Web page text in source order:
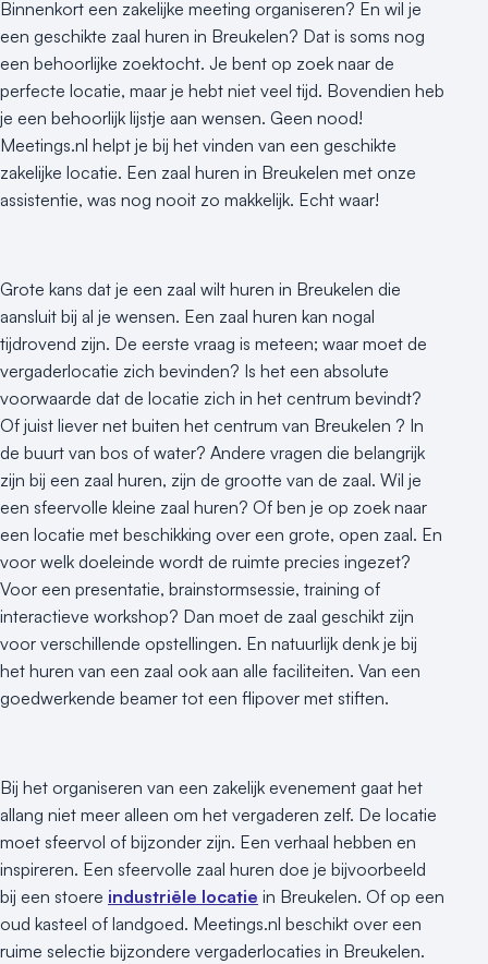
Binnenkort een zakelijke meeting organiseren? En wil je
een geschikte zaal huren in Breukelen? Dat is soms nog
een behoorlijke zoektocht. Je bent op zoek naar de
perfecte locatie, maar je hebt niet veel tijd. Bovendien heb
je een behoorlijk lijstje aan wensen. Geen nood!
Meetings.nl helpt je bij het vinden van een geschikte
zakelijke locatie. Een zaal huren in Breukelen met onze
assistentie, was nog nooit zo makkelijk. Echt waar!
Grote kans dat je een zaal wilt huren in Breukelen die
aansluit bij al je wensen. Een zaal huren kan nogal
tijdrovend zijn. De eerste vraag is meteen; waar moet de
vergaderlocatie zich bevinden? Is het een absolute
voorwaarde dat de locatie zich in het centrum bevindt?
Of juist liever net buiten het centrum van Breukelen ? In
de buurt van bos of water? Andere vragen die belangrijk
zijn bij een zaal huren, zijn de grootte van de zaal. Wil je
een sfeervolle kleine zaal huren? Of ben je op zoek naar
een locatie met beschikking over een grote, open zaal. En
voor welk doeleinde wordt de ruimte precies ingezet?
Voor een presentatie, brainstormsessie, training of
interactieve workshop? Dan moet de zaal geschikt zijn
voor verschillende opstellingen. En natuurlijk denk je bij
het huren van een zaal ook aan alle faciliteiten. Van een
goedwerkende beamer tot een flipover met stiften.
Bij het organiseren van een zakelijk evenement gaat het
allang niet meer alleen om het vergaderen zelf. De locatie
moet sfeervol of bijzonder zijn. Een verhaal hebben en
inspireren. Een sfeervolle zaal huren doe je bijvoorbeeld
bij een stoere industriële locatie in Breukelen. Of op een
oud kasteel of landgoed. Meetings.nl beschikt over een
ruime selectie bijzondere vergaderlocaties in Breukelen.